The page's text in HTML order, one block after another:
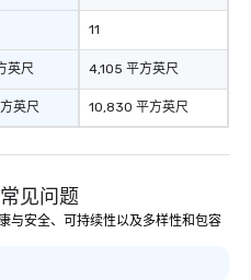
英尺
英尺
11
4,105 平方英尺
10,830 平方英尺
见问题
与安全、可持续性以及多样性和包容